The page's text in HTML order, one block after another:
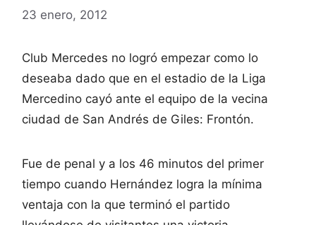
23 enero, 2012
Club Mercedes no logró empezar como lo
deseaba dado que en el estadio de la Liga
Mercedino cayó ante el equipo de la vecina
ciudad de San Andrés de Giles: Frontón.
Fue de penal y a los 46 minutos del primer
tiempo cuando Hernández logra la mínima
ventaja con la que terminó el partido